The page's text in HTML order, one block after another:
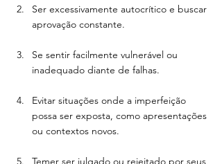
Ser excessivamente autocrítico e buscar
aprovação constante.
Se sentir facilmente vulnerável ou
inadequado diante de falhas.
Evitar situações onde a imperfeição
possa ser exposta, como apresentações
ou contextos novos.
Temer ser julgado ou rejeitado por seus